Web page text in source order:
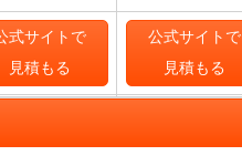
式サイトで
見積もる
公式サイトで
見積もる